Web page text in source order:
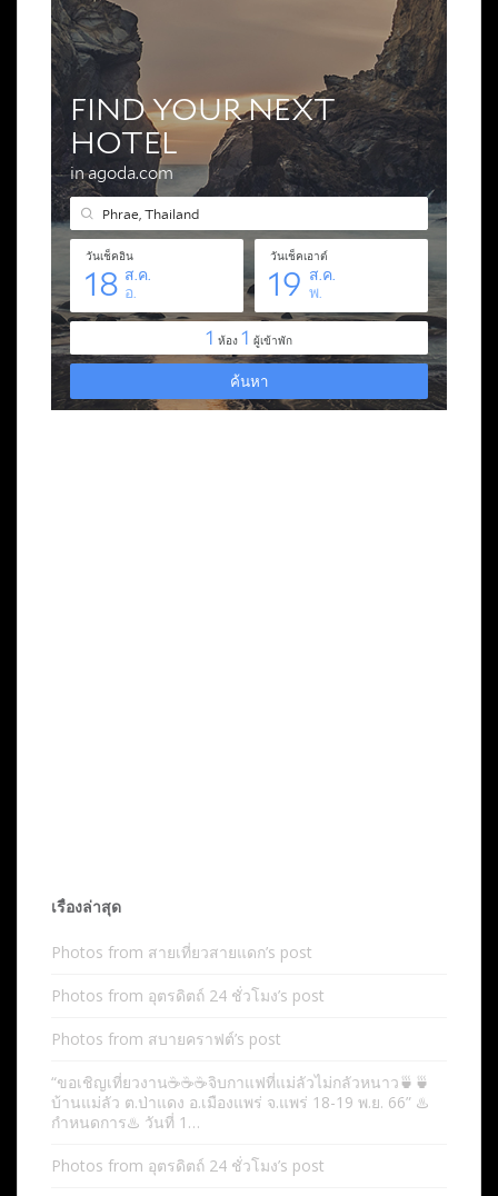
เรื่องล่าสุด
Photos from สายเที่ยวสายแดก’s post
Photos from อุตรดิตถ์ 24 ชั่วโมง’s post
Photos from สบายคราฟต์’s post
“ขอเชิญเที่ยวงาน☕️☕️☕️จิบกาแฟที่แม่ลัวไม่กลัวหนาว🍵🍵
บ้านแม่ลัว ต.ป่าแดง อ.เมืองแพร่ จ.แพร่ 18-19 พ.ย. 66” ♨️
กำหนดการ♨️ วันที่ 1…
Photos from อุตรดิตถ์ 24 ชั่วโมง’s post